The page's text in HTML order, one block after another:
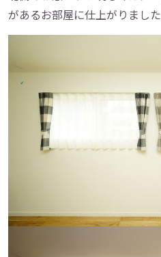
があるお部屋に仕上がりました